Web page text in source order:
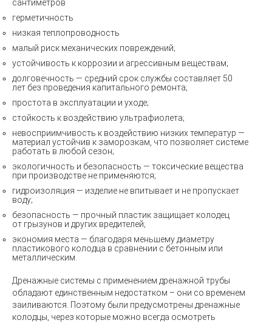
сантиметров
герметичность
низкая теплопроводность
малый риск механических повреждений;
устойчивость к коррозии и агрессивным веществам;
долговечность — средний срок службы составляет 50
лет без проведения капитального ремонта;
простота в эксплуатации и уходе;
стойкость к воздействию ультрафиолета;
невосприимчивость к воздействию низких температур —
материал устойчив к заморозкам, что позволяет системе
работать в любой сезон;
экологичность и безопасность — токсические вещества
при производстве не применяются;
гидроизоляция — изделие не впитывает и не пропускает
воду;
безопасность — прочный пластик защищает колодец
от грызунов и других вредителей;
экономия места — благодаря меньшему диаметру
пластикового колодца в сравнении с бетонным или
металлическим.
Дренажные системы с применением дренажной трубы
обладают единственным недостатком – они со временем
заиливаются. Поэтому были предусмотрены дренажные
колодцы, через которые можно всегда осмотреть